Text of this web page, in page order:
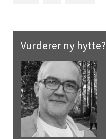
Vurderer ny hytte?